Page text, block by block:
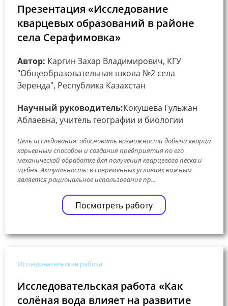
Презентация «Исследование
кварцевых образований в районе
села Серафимовка»
Автор: Каргин Захар Владимирович, КГУ
"Общеобразовательная школа №2 села
Зеренда", Республика Казахстан
Научный руководитель:Кокушева Гульжан
Аблаевна, учитель географии и биологии
Цель исследования: обосновать возможности добычи кварца
карьерным способом и создания предприятия по его
механической обработке для получения кварцевого песка и
щебня. Актуальность: в современных условиях важным
является рациональное использование пр...
Посмотреть работу
Исследовательская работа
Исследовательская работа «Как
солёная вода влияет на развитие